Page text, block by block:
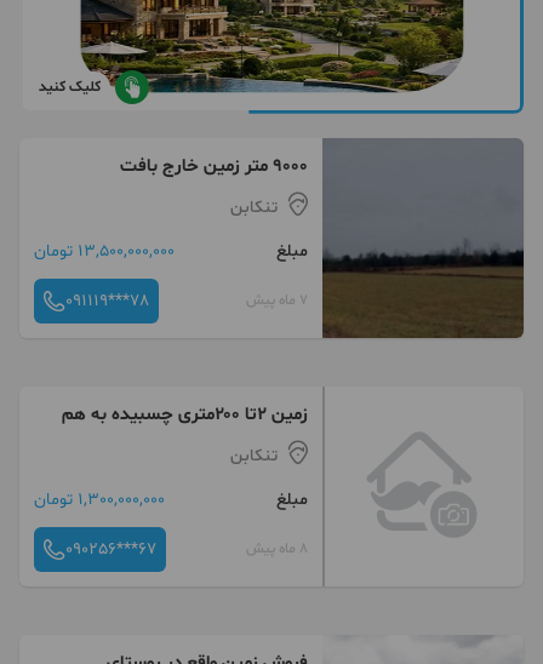
کلیک کنید
۹۰۰۰ متر زمین خارج بافت
تنکابن
مبلغ
13,500,000,000 تومان
7 ماه پیش 091119***78
زمین ۲تا ۲۰۰متری چسبیده به هم
تنکابن
مبلغ
1,300,000,000 تومان
8 ماه پیش 090256***67